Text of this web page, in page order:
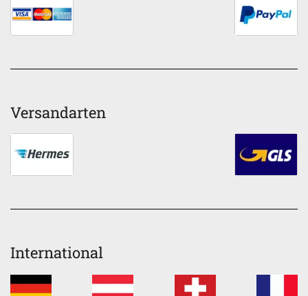
Versandarten
International